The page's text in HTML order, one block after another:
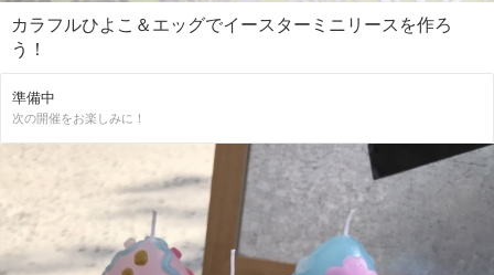
カラフルひよこ＆エッグでイースターミニリースを作ろ
う！
準備中
次の開催をお楽しみに！